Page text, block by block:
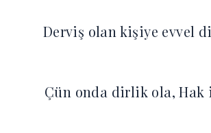
Derviş olan kişiye evvel
Çün onda dirlik ola,